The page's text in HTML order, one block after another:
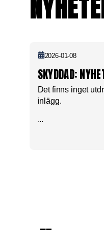
2026-01-08
SKYDDAD:
Det finns inget
inlägg.
...